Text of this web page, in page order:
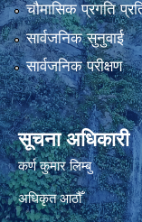
चौमासिक प्रगति
सार्वजनिक सुनुवाई
सार्वजनिक परीक्षण
सूचना अधिकारी
कर्ण कुमार लिम्बु
अधिकृत आठौँ